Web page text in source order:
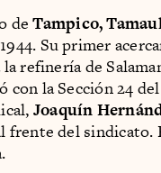
deTampico,
Su primer
refinería de
con la Sección 24
Joaquín
frente del sindicato.